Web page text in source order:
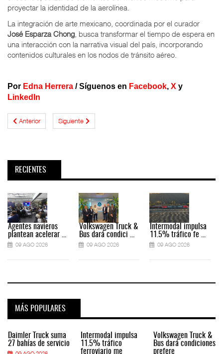
proyectar la identidad de la aerolínea.
La integración de arte mexicano, coordinada por el curador
José Esparza Chong , busca transformar el tiempo de espera en
una interacción con la narrativa visual del país, incorporando
contenidos culturales en los nodos de tránsito aéreo.
Por Edna Herrera /Síguenos en Facebook, X y
LinkedIn
Anterior Siguiente
RECIENTES
Agentes navieros
plantean acelerar ...
09 AGO 2026
Volkswagen Truck &
Bus dará condici ...
09 AGO 2026
Intermodal impulsa
11.5% tráfico fe ...
09 AGO 2026
MÁS POPULARES
Daimler Truck suma
27 bahías de servicio
Intermodal impulsa
11.5% tráfico
ferroviario me
Volkswagen Truck &
Bus dará condiciones
prefere